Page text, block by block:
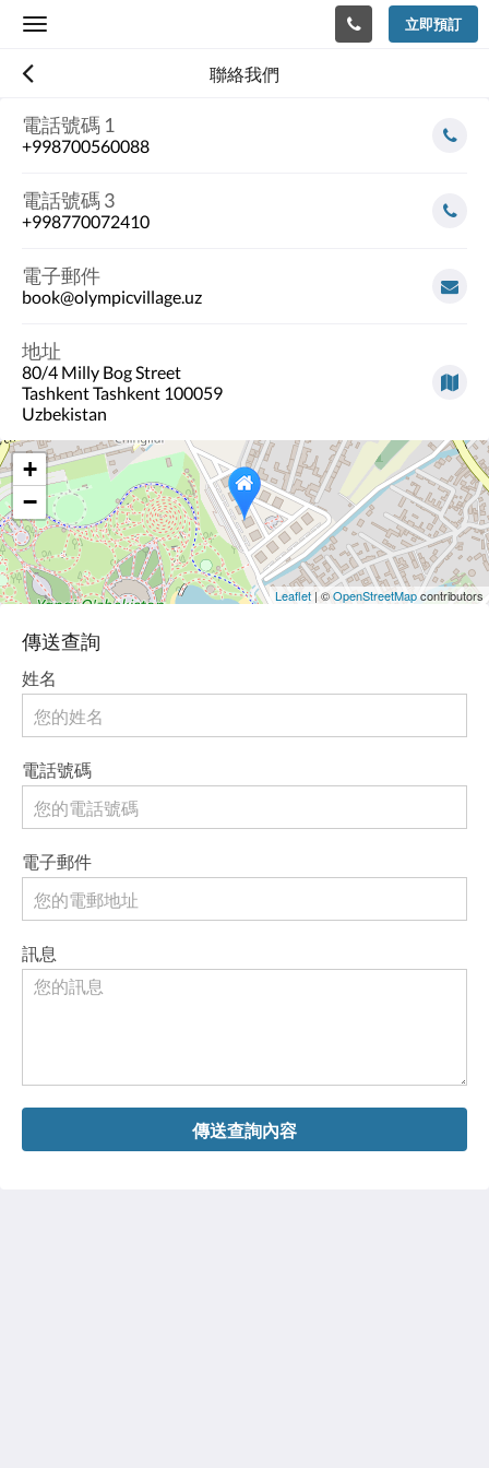
Toggle
立即預訂
聯絡我們
電話號碼 1
+998700560088
電話號碼 3
+998770072410
電子郵件
book@olympicvillage.uz
地址
80/4 Milly Bog Street
Tashkent Tashkent 100059
Uzbekistan
+
−
Leaflet | ©OpenStreetMapcontributors
傳送查詢
姓名
電話號碼
電子郵件
訊息
傳送查詢內容